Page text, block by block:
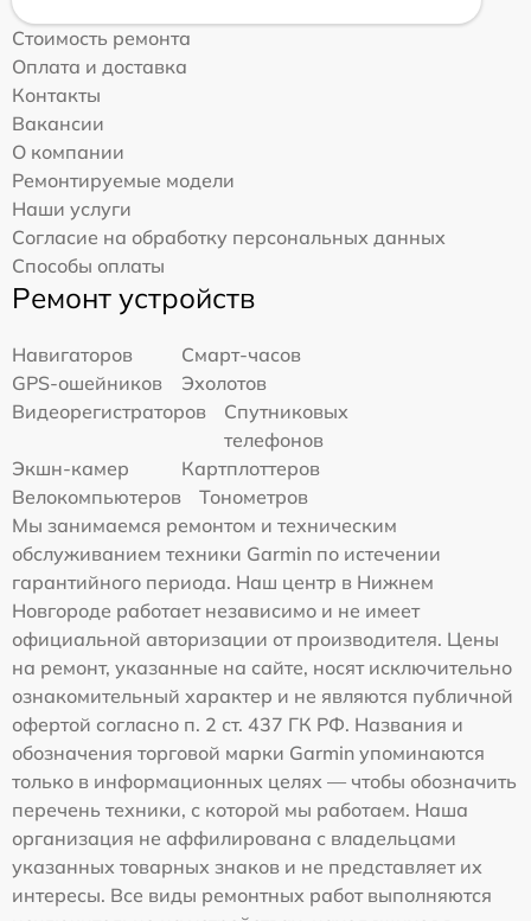
Стоимость ремонта
Оплата и доставка
Контакты
Вакансии
О компании
Ремонтируемые модели
Наши услуги
Согласие на обработку персональных данных
Способы оплаты
Ремонт устройств
Навигаторов
Смарт-часов
GPS-ошейников
Эхолотов
Видеорегистраторов
Спутниковых
телефонов
Экшн-камер
Картплоттеров
Велокомпьютеров
Тонометров
Мы занимаемся ремонтом и техническим
обслуживанием техники Garmin по истечении
гарантийного периода. Наш центр в Нижнем
Новгороде работает независимо и не имеет
официальной авторизации от производителя. Цены
на ремонт, указанные на сайте, носят исключительно
ознакомительный характер и не являются публичной
офертой согласно п. 2 ст. 437 ГК РФ. Названия и
обозначения торговой марки Garmin упоминаются
только в информационных целях — чтобы обозначить
перечень техники, с которой мы работаем. Наша
организация не аффилирована с владельцами
указанных товарных знаков и не представляет их
интересы. Все виды ремонтных работ выполняются